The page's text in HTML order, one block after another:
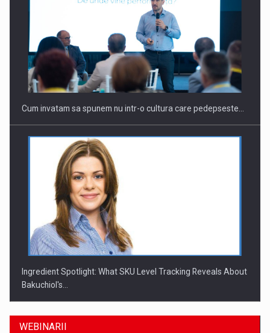
Cum invatam sa spunem nu intr-o cultura care pedepseste…
Ingredient Spotlight: What SKU Level Tracking Reveals About
Bakuchiol's…
WEBINARII